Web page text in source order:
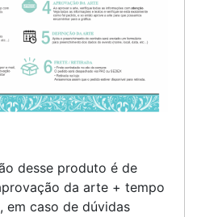
desse produto é de
da arte + tempo
em caso de dúvidas